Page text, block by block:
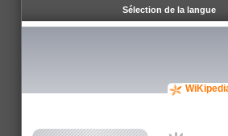
Sélection de la langue